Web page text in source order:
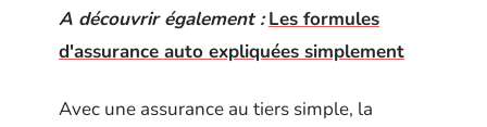
A découvrir également : Les formules
d'assurance auto expliquées simplement
Avec une assurance au tiers simple, la